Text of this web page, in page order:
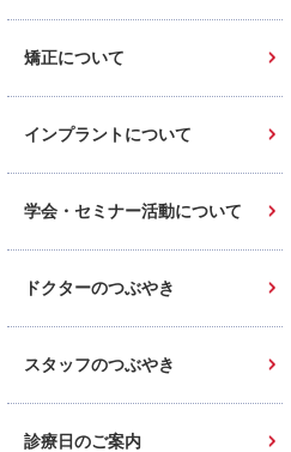
矯正について
インプラントについて
学会・セミナー活動について
ドクターのつぶやき
スタッフのつぶやき
診療日のご案内